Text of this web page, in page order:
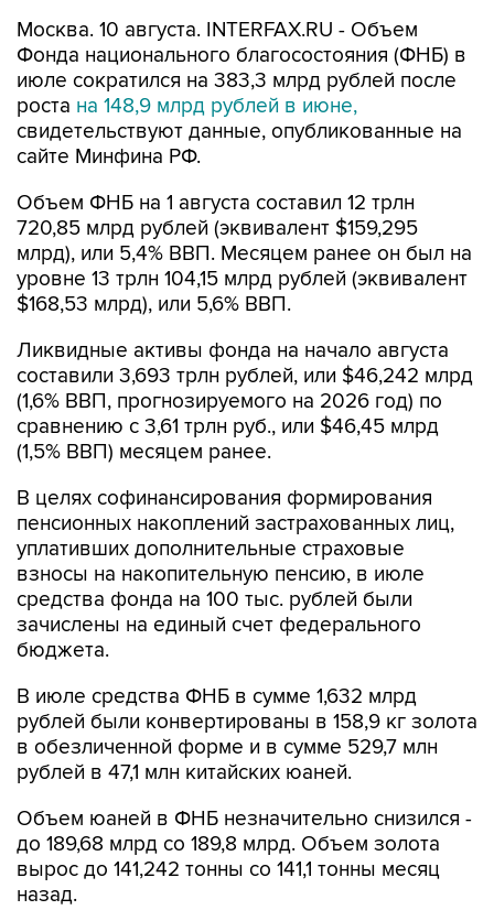
Москва. 10 августа. INTERFAX.RU - Объем
Фонда национального благосостояния (ФНБ) в
июле сократился на 383,3 млрд рублей после
роста на 148,9 млрд рублей в июне,
свидетельствуют данные, опубликованные на
сайте Минфина РФ.
Объем ФНБ на 1 августа составил 12 трлн
720,85 млрд рублей (эквивалент $159,295
млрд), или 5,4% ВВП. Месяцем ранее он был на
уровне 13 трлн 104,15 млрд рублей (эквивалент
$168,53 млрд), или 5,6% ВВП.
Ликвидные активы фонда на начало августа
составили 3,693 трлн рублей, или $46,242 млрд
(1,6% ВВП, прогнозируемого на 2026 год) по
сравнению с 3,61 трлн руб., или $46,45 млрд
(1,5% ВВП) месяцем ранее.
В целях софинансирования формирования
пенсионных накоплений застрахованных лиц,
уплативших дополнительные страховые
взносы на накопительную пенсию, в июле
средства фонда на 100 тыс. рублей были
зачислены на единый счет федерального
бюджета.
В июле средства ФНБ в сумме 1,632 млрд
рублей были конвертированы в 158,9 кг золота
в обезличенной форме и в сумме 529,7 млн
рублей в 47,1 млн китайских юаней.
Объем юаней в ФНБ незначительно снизился -
до 189,68 млрд со 189,8 млрд. Объем золота
вырос до 141,242 тонны со 141,1 тонны месяц
назад.